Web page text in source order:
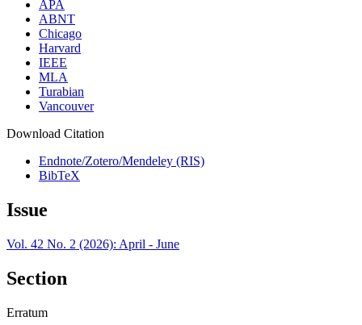
APA
ABNT
Chicago
Harvard
IEEE
MLA
Turabian
Vancouver
Download Citation
Endnote/Zotero/Mendeley (RIS)
BibTeX
Issue
Vol. 42 No. 2 (2026): April - June
Section
Erratum